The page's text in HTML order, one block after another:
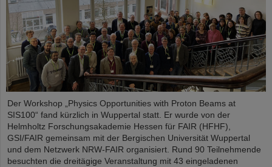
Der Workshop „Physics Opportunities with Proton Beams at
SIS100“ fand kürzlich in Wuppertal statt. Er wurde von der
Helmholtz Forschungsakademie Hessen für FAIR (HFHF),
GSI/FAIR gemeinsam mit der Bergischen Universität Wuppertal
und dem Netzwerk NRW-FAIR organisiert. Rund 90 Teilnehmende
besuchten die dreitägige Veranstaltung mit 43 eingeladenen